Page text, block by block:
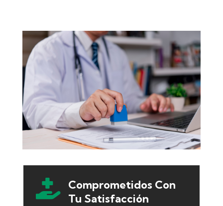
 Comprometidos Con
Tu Satisfacción